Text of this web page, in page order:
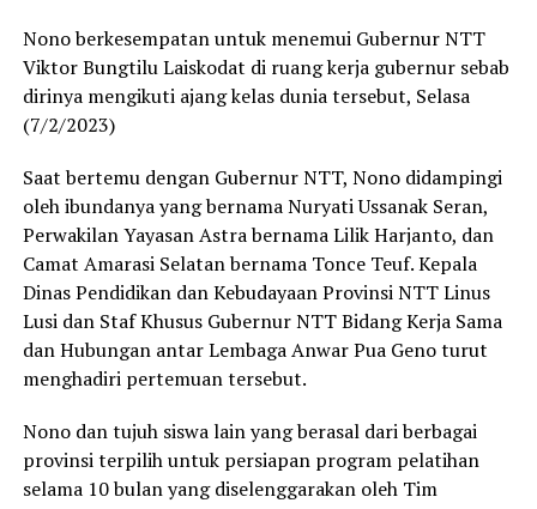
Nono berkesempatan untuk menemui Gubernur NTT
Viktor Bungtilu Laiskodat di ruang kerja gubernur sebab
dirinya mengikuti ajang kelas dunia tersebut, Selasa
(7/2/2023)
Saat bertemu dengan Gubernur NTT, Nono didampingi
oleh ibundanya yang bernama Nuryati Ussanak Seran,
Perwakilan Yayasan Astra bernama Lilik Harjanto, dan
Camat Amarasi Selatan bernama Tonce Teuf. Kepala
Dinas Pendidikan dan Kebudayaan Provinsi NTT Linus
Lusi dan Staf Khusus Gubernur NTT Bidang Kerja Sama
dan Hubungan antar Lembaga Anwar Pua Geno turut
menghadiri pertemuan tersebut.
Nono dan tujuh siswa lain yang berasal dari berbagai
provinsi terpilih untuk persiapan program pelatihan
selama 10 bulan yang diselenggarakan oleh Tim